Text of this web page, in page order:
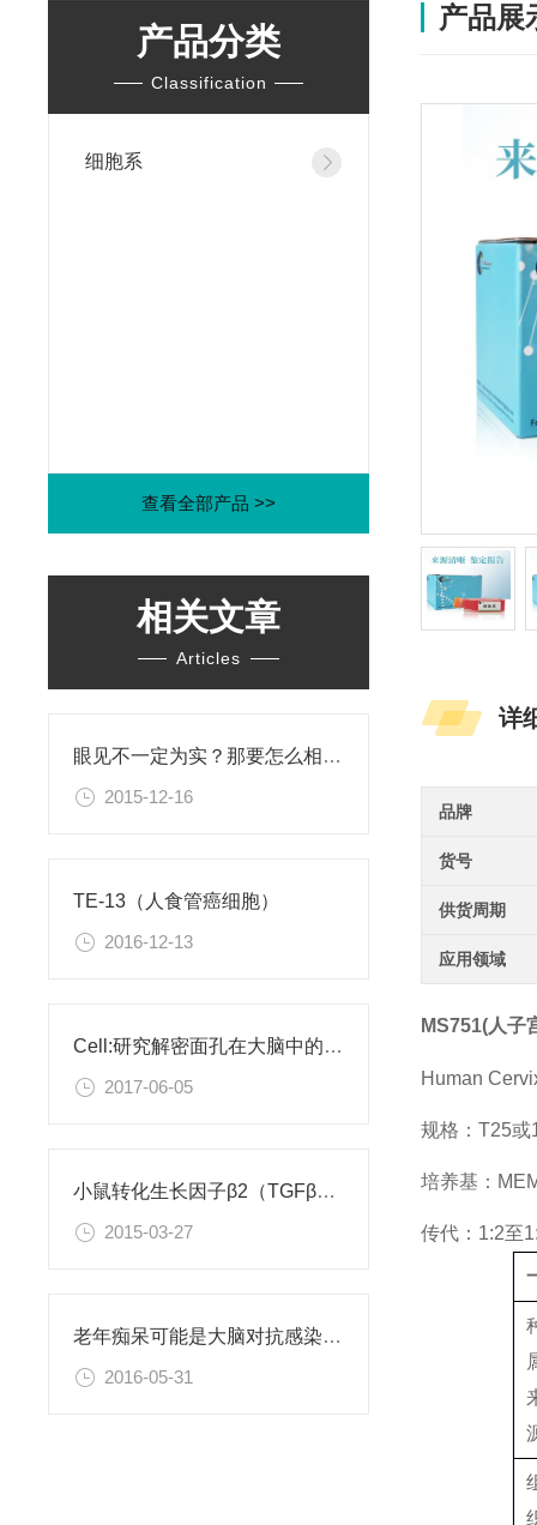
产品分类
Classification
细胞系
查看全部产品 >>
相关文章
Articles
眼见不一定为实？那要怎么相信这个世界？！
2015-12-16
TE-13（人食管癌细胞）
2016-12-13
Cell:研究解密面孔在大脑中的编码
2017-06-05
小鼠转化生长因子β2（TGFβ2）ELISA试剂盒
2015-03-27
老年痴呆可能是大脑对抗感染病菌导致的
2016-05-31
产品展
详
品牌
货号
供货周期
应用领域
MS751(人子
Human
规格：T25或
培养基：
传代：1:2至